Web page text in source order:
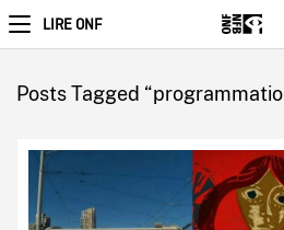
LIRE ONF
Posts Tagged